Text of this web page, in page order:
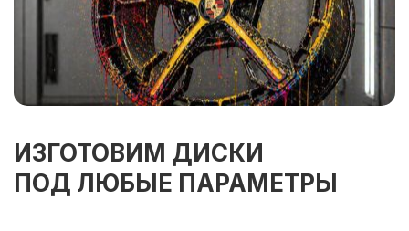
ИЗГОТОВИМ ДИСКИ
ПОД ЛЮБЫЕ ПАРАМЕТРЫ